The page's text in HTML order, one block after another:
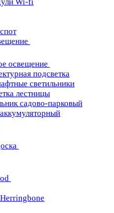
освещение
подсветка
светильники
лестницы
садово-парковый